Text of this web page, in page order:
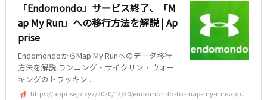
「Endomondo」サービス終了、「M
ap My Run」への移行方法を解説 | Ap
prise
EndomondoからMap My Runへのデータ移行
方法を解説 ランニング・サイクリン・ウォー
キングのトラッキン ...
https://apprisejp.xyz/2020/12/30/endomondo-to-map-my-run-app...